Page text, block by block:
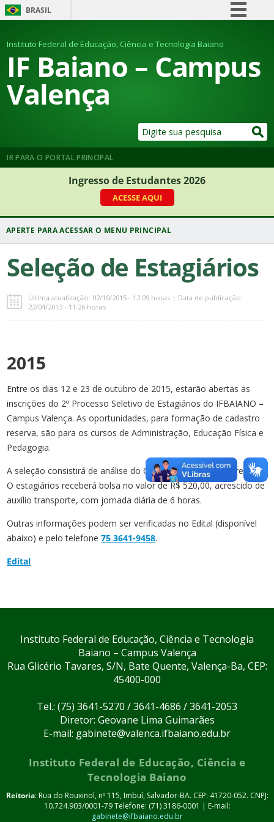
BRASIL
Comunica BR
Participe
Instituto Federal de Educação, Ciência e Tecnologia Baiano
IF Baiano – Campus
Valença
IR PARA O PORTAL PRINCIPAL
Ingresso de Estudantes 2026
ACESSE AQUI
Seleção de Estagiários
Última atualização: 02/10/2015 - 12:09 horas | Data de publicação:
22/04/2013 - 11:26 horas
2015
Entre os dias 12 e 23 de outubro de 2015, estarão abertas as
inscrições do 2º Processo Seletivo de Estagiários do IFBAIANO –
Campus Valença. As oportunidades, para formação de cadastro
reserva, são para os cursos de Administração, Educação Física e
Pedagogia.
A seleção consistirá de análise do Curriculum Lattes e entrevista.
O estagiários receberá bolsa no valor de R$ 520,00, acrescido de
auxílio transporte, com jornada diária de 6 horas.
Outras informações podem ser verificadas no Edital (disponível
abaixo) e pelo telefone75 3641-9458.
Edital
Instituto Federal de Educação, Ciência e Tecnologia
Baiano – Campus Valença
Rua Glicério Tavares, S/N, Bate Quente, Valença-Ba, CEP:
45400-000
Tel.: (75) 3641-5270 / 3641-4686 / 3641-2053
Diretor: Geovane Lima Guimarães
E-mail: gabinete@valenca.ifbaiano.edu.br
Instituto Federal de Educação, Ciência e
Tecnologia Baiano
Reitoria: Rua do Rouxinol, nº 115, Imbuí, Salvador-BA. CEP: 41720-052. CNPJ:
10.724.903/0001-79 Telefone: (71) 3186-0001 | E-mail:
gabinete@ifbaiano.edu.br